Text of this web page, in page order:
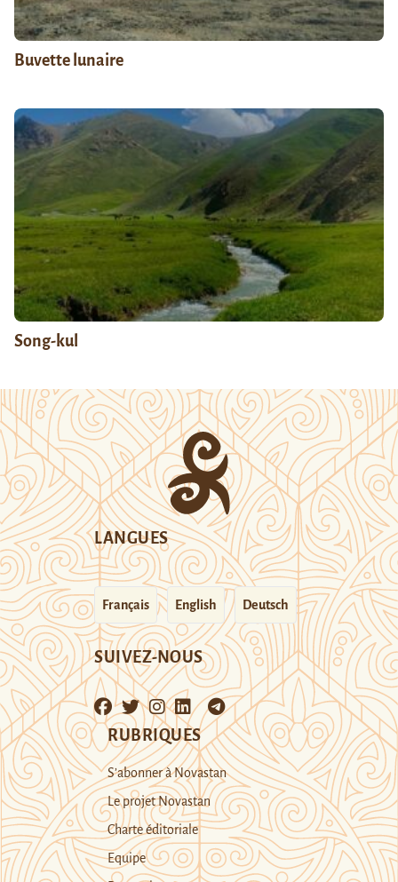
Buvette lunaire
Song-kul
LANGUES
Français English Deutsch
SUIVEZ-NOUS
RUBRIQUES
S’abonner à Novastan
Le projet Novastan
Charte éditoriale
Equipe